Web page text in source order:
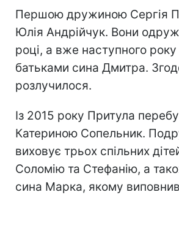
Першою дружиною Сергія
Юлія Андрійчук. Вони
році, а вже наступного року
батьками сина Дмитра.
розлучилося.
Із 2015 року Притула
Катериною Сопельник.
виховує трьох спільних
Соломію та Стефанію, а
сина Марка, якому